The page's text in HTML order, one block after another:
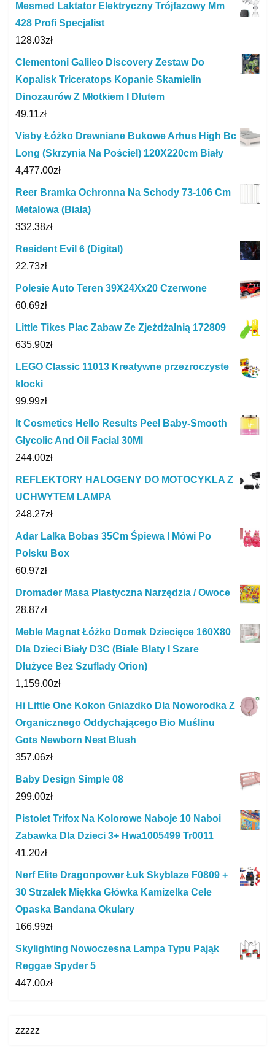
Mesmed Laktator Elektryczny Trójfazowy Mm
428 Profi Specjalist
128.03zł
Clementoni Galileo Discovery Zestaw Do
Kopalisk Triceratops Kopanie Skamielin
Dinozaurów Z Młotkiem I Dłutem
49.11zł
Visby Łóżko Drewniane Bukowe Arhus High Bc
Long (Skrzynia Na Pościel) 120X220cm Biały
4,477.00zł
Reer Bramka Ochronna Na Schody 73-106 Cm
Metalowa (Biała)
332.38zł
Resident Evil 6 (Digital)
22.73zł
Polesie Auto Teren 39X24Xx20 Czerwone
60.69zł
Little Tikes Plac Zabaw Ze Zjeżdżalnią 172809
635.90zł
LEGO Classic 11013 Kreatywne przezroczyste
klocki
99.99zł
It Cosmetics Hello Results Peel Baby-Smooth
Glycolic And Oil Facial 30Ml
244.00zł
REFLEKTORY HALOGENY DO MOTOCYKLA Z
UCHWYTEM LAMPA
248.27zł
Adar Lalka Bobas 35Cm Śpiewa I Mówi Po
Polsku Box
60.97zł
Dromader Masa Plastyczna Narzędzia / Owoce
28.87zł
Meble Magnat Łóżko Domek Dziecięce 160X80
Dla Dzieci Biały D3C (Białe Blaty I Szare
Dłużyce Bez Szuflady Orion)
1,159.00zł
Hi Little One Kokon Gniazdko Dla Noworodka Z
Organicznego Oddychającego Bio Muślinu
Gots Newborn Nest Blush
357.06zł
Baby Design Simple 08
299.00zł
Pistolet Trifox Na Kolorowe Naboje 10 Naboi
Zabawka Dla Dzieci 3+ Hwa1005499 Tr0011
41.20zł
Nerf Elite Dragonpower Łuk Skyblaze F0809 +
30 Strzałek Miękka Główka Kamizelka Cele
Opaska Bandana Okulary
166.99zł
Skylighting Nowoczesna Lampa Typu Pająk
Reggae Spyder 5
447.00zł
zzzzz